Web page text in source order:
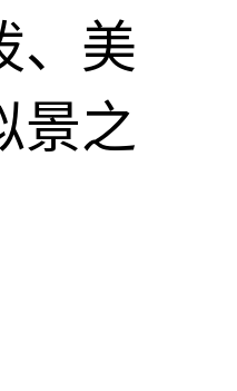
、美
景之